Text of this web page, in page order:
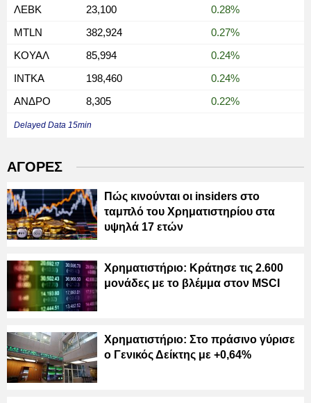
ΛΕΒΚ
23,100
0.28%
MTLN
382,924
0.27%
ΚΟΥΑΛ
85,994
0.24%
ΙΝΤΚΑ
198,460
0.24%
ΑΝΔΡΟ
8,305 0.22%
Delayed Data 15min
ΑΓΟΡΕΣ
Πώς κινούνται οι insiders στο
ταμπλό του Χρηματιστηρίου στα
υψηλά 17 ετών
Χρηματιστήριο: Κράτησε τις 2.600
μονάδες με το βλέμμα στον MSCI
Χρηματιστήριο: Στο πράσινο γύρισε
ο Γενικός Δείκτης με +0,64%